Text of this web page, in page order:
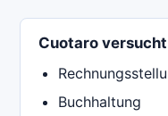
Cuotaro
Buchhaltung